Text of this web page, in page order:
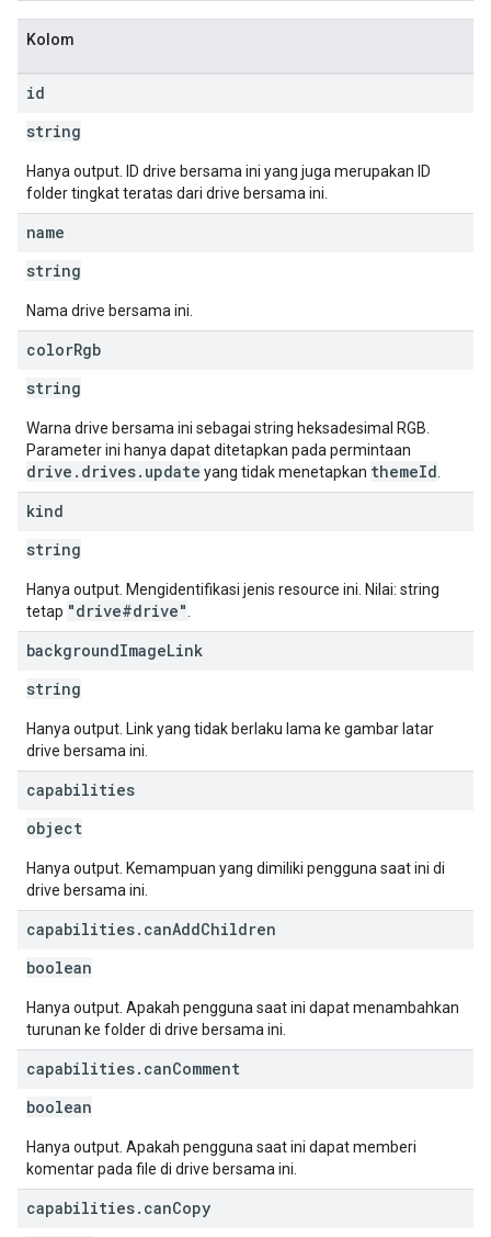
Kolom
id
string
Hanya output. ID drive bersama ini yang juga merupakan ID
folder tingkat teratas dari drive bersama ini.
name
string
Nama drive bersama ini.
colorRgb
string
Warna drive bersama ini sebagai string heksadesimal RGB.
Parameter ini hanya dapat ditetapkan pada permintaan
drive.drives.update yang tidak menetapkan themeId
kind
string
Hanya output. Mengidentifikasi jenis resource ini. Nilai: string
tetap "drive#drive"
backgroundImageLink
string
Hanya output. Link yang tidak berlaku lama ke gambar latar
drive bersama ini.
capabilities
object
Hanya output. Kemampuan yang dimiliki pengguna saat ini di
drive bersama ini.
capabilities. canAddChildren
boolean
Hanya output. Apakah pengguna saat ini dapat menambahkan
turunan ke folder di drive bersama ini.
capabilities. canComment
boolean
Hanya output. Apakah pengguna saat ini dapat memberi
komentar pada file di drive bersama ini.
capabilities. canCopy